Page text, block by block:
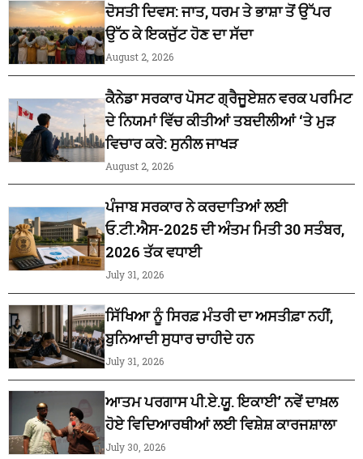
ਦੋਸਤੀ ਦਿਵਸ: ਜਾਤ, ਧਰਮ ਤੇ ਭਾਸ਼ਾ ਤੋਂ ਉੱਪਰ
ਉੱਠ ਕੇ ਇਕਜੁੱਟ ਹੋਣ ਦਾ ਸੱਦਾ
August 2, 2026
ਕੈਨੇਡਾ ਸਰਕਾਰ ਪੋਸਟ ਗ੍ਰੈਜੂਏਸ਼ਨ ਵਰਕ ਪਰਮਿਟ
ਦੇ ਨਿਯਮਾਂ ਵਿੱਚ ਕੀਤੀਆਂ ਤਬਦੀਲੀਆਂ ‘ਤੇ ਮੁੜ
ਵਿਚਾਰ ਕਰੇ: ਸੁਨੀਲ ਜਾਖੜ
August 2, 2026
ਪੰਜਾਬ ਸਰਕਾਰ ਨੇ ਕਰਦਾਤਿਆਂ ਲਈ
ਓ.ਟੀ.ਐਸ-2025 ਦੀ ਅੰਤਮ ਮਿਤੀ 30 ਸਤੰਬਰ,
2026 ਤੱਕ ਵਧਾਈ
July 31, 2026
ਸਿੱਖਿਆ ਨੂੰ ਸਿਰਫ਼ ਮੰਤਰੀ ਦਾ ਅਸਤੀਫ਼ਾ ਨਹੀਂ,
ਬੁਨਿਆਦੀ ਸੁਧਾਰ ਚਾਹੀਦੇ ਹਨ
July 31, 2026
ਆਤਮ ਪਰਗਾਸ ਪੀ.ਏ.ਯੂ. ਇਕਾਈ’ ਨਵੇਂ ਦਾਖ਼ਲ
ਹੋਏ ਵਿਦਿਆਰਥੀਆਂ ਲਈ ਵਿਸ਼ੇਸ਼ ਕਾਰਜਸ਼ਾਲਾ
July 30, 2026